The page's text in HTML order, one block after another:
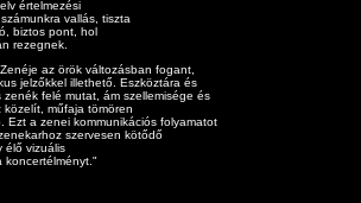
értelmezési
vallás, tiszta
biztos pont, hol
rezegnek.
az örök változásban fogant,
jelzőkkel illethető. Eszköztára és
felé mutat, ám szellemisége és
közelít, műfaja tömören
Ezt a zenei kommunikációs folyamatot
szervesen kötődő
élő vizuális
koncertélményt."